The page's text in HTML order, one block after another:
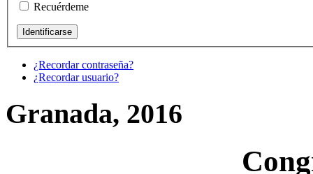
Recuérdeme
¿Recordar contraseña?
¿Recordar usuario?
Granada, 2016